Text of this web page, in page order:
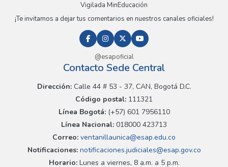
Vigilada MinEducación
¡Te invitamos a dejar tus comentarios en nuestros canales oficiales!
@esapoficial
Contacto Sede Central
Dirección:Calle 44 # 53 - 37, CAN, Bogotá D.C.
Código postal: 111321
Línea Bogotá:(+57) 601 7956110
Línea Nacional: 018000 423713
Correo: ventanillaunica@esap.edu.co
Notificaciones:notificaciones.judiciales@esap.gov.co
Horario:Lunes a viernes, 8 a.m. a 5 p.m.